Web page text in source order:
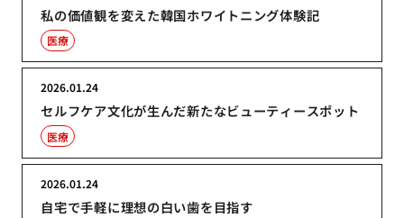
私の価値観を変えた韓国ホワイトニング体験記
医療
セルフケア文化が生んだ新たなビューティースポット
2026.01.24
医療
自宅で手軽に理想の白い歯を目指す
2026.01.24